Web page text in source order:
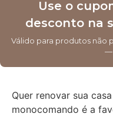
Use o
desconto na
Válido para produtos não
—
Quer renovar sua
monocomando é a